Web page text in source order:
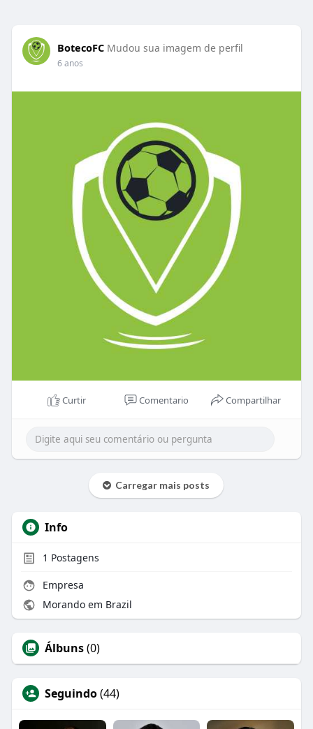
BotecoFC Mudou sua imagem de perfil
6 anos
Curtir Comentario Compartilhar
Carregar mais posts
Info
1 Postagens
Empresa
Morando em Brazil
Álbuns(0)
Seguindo(44)